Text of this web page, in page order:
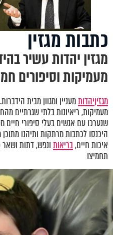
כתבות מגזין
מגזין יהדות עשיר
מעמיקות וסיפורים
מגזיןיהדותמעניין ומגוון מבית
מעמיקות, ריאיונות בלתי שגרתיים
שנערכו עם אנשים בעלי סיפורי חיים
היכנסו לכתבות מרתקות ותיהנו
איכות חיים,בריאותונפש, דתות
תחמיצו